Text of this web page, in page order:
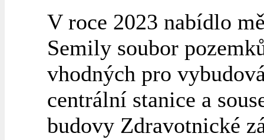
V roce 2023 nabídlo
Semily soubor
vhodných pro
centrální stanice a
budovy Zdravotnické